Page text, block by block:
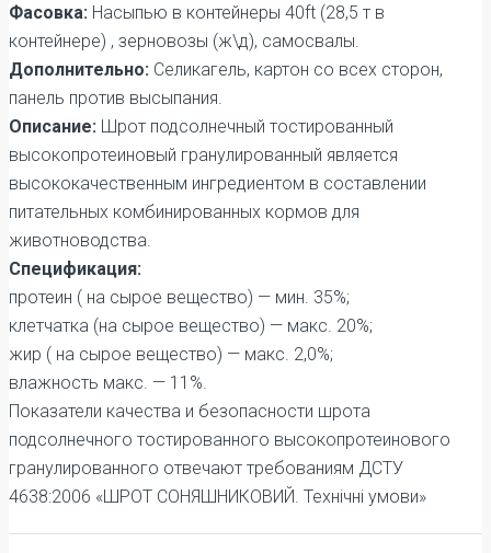
Фасовка: Насыпью в контейнеры 40ft (28,5 т в
контейнере) , зерновозы (ж\д), самосвалы.
Дополнительно: Селикагель, картон со всех сторон,
панель против высыпания.
Описание: Шрот подсолнечный тостированный
высокопротеиновый гранулированный является
высококачественным ингредиентом в составлении
питательных комбинированных кормов для
животноводства.
Спецификация:
протеин ( на сырое вещество) — мин. 35%;
клетчатка (на сырое вещество) — макс. 20%;
жир ( на сырое вещество) — макс. 2,0%;
влажность макс. — 11%.
Показатели качества и безопасности шрота
подсолнечного тостированного высокопротеинового
гранулированного отвечают требованиям ДСТУ
4638:2006 «ШРОТ СОНЯШНИКОВИЙ. Технічні умови»